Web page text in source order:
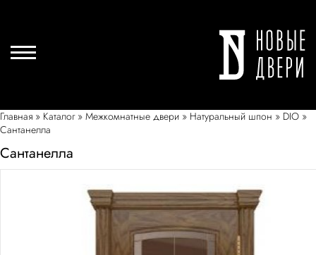
Главная » Каталог» Межкомнатные двери » Натуральный шпон » DIO »
Сантанелла
Сантанелла